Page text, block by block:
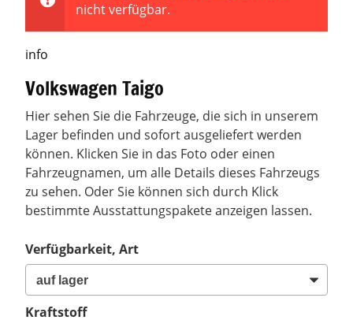
nicht verfügbar.
info
Volkswagen Taigo
Hier sehen Sie die Fahrzeuge, die sich in unserem
Lager befinden und sofort ausgeliefert werden
können. Klicken Sie in das Foto oder einen
Fahrzeugnamen, um alle Details dieses Fahrzeugs
zu sehen. Oder Sie können sich durch Klick
bestimmte Ausstattungspakete anzeigen lassen.
Verfügbarkeit, Art
Kraftstoff